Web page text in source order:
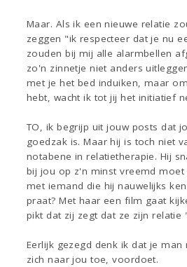
Maar. Als ik een nieuwe relatie
zeggen "ik respecteer dat je nu
zouden bij mij alle alarmbellen
zo'n zinnetje niet anders
met je het bed induiken, maar
hebt, wacht ik tot jij het initiatief
TO, ik begrijp uit jouw posts dat
goedzak is. Maar hij is toch niet
notabene in relatietherapie. Hij
bij jou op z'n minst vreemd
met iemand die hij nauwelijks
praat? Met haar een film gaat
pikt dat zij zegt dat ze zijn relatie
Eerlijk gezegd denk ik dat je
zich naar jou toe, voordoet.